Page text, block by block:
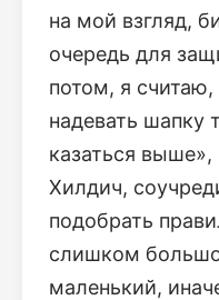
на мой взгляд,
очередь для
потом, я считаю,
надевать шапку
казаться
Хилдич,
подобрать
слишком
маленький,